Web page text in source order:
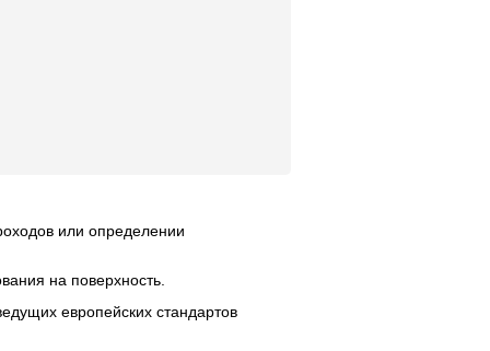
или определении
на поверхность.
европейских стандартов